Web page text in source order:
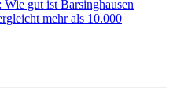
Wie gut ist Barsinghausen
mehr als 10.000